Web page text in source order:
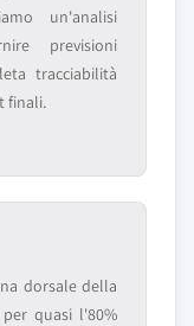
un'analisi
previsioni
tracciabilità
finali.
dorsale della
quasi l'80%